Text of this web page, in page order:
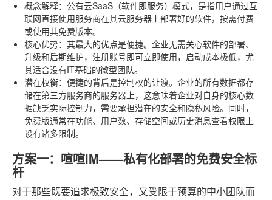
概念解释：公有云SaaS（软件即服务）模式，是指用户通过互
联网直接使用服务商在其云服务器上部署好的软件，按需付费
或使用其免费版本。
核心优势：其最大的优点是便捷。企业无需关心软件的部署、
升级和后期维护，注册账号即可立即使用，启动成本极低，尤
其适合没有IT基础的微型团队。
潜在权衡：便捷的背后是控制权的让渡。企业的所有数据都存
储在第三方服务商的服务器上，这意味着企业对自身的核心数
据缺乏实际控制力，需要承担潜在的安全和隐私风险。同时，
免费版通常在功能、用户数、存储空间或历史消息查看权限上
设有诸多限制。
方案一：喧喧IM——私有化部署的免费安全标
杆
对于那些既要追求极致安全，又受限于预算的中小团队而